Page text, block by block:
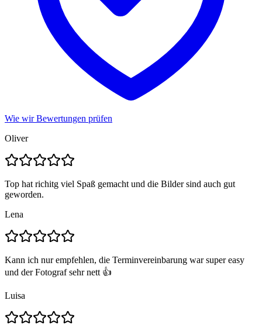
Wie wir Bewertungen prüfen
Oliver
Top hat richitg viel Spaß gemacht und die Bilder sind auch gut
geworden.
Lena
Kann ich nur empfehlen, die Terminvereinbarung war super easy
und der Fotograf sehr nett 👍
Luisa